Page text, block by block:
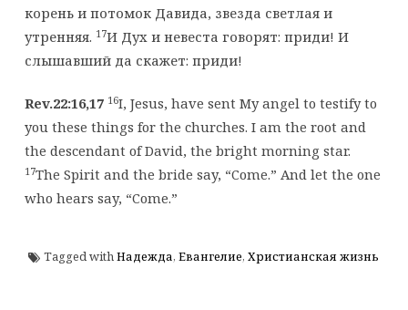
корень и потомок Давида, звезда светлая и
утренняя. 17И Дух и невеста говорят: приди! И
слышавший да скажет: приди!
Rev.22:16,17 16I, Jesus, have sent My angel to testify to
you these things for the churches. I am the root and
the descendant of David, the bright morning star.
17The Spirit and the bride say, “Come.” And let the one
who hears say, “Come.”
Tagged withНадежда, Евангелие, Христианская жизнь